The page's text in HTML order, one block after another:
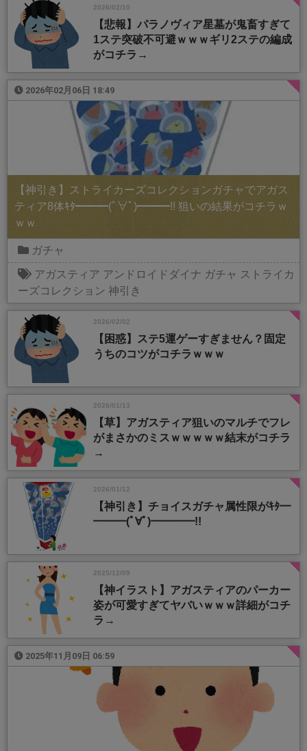
2026/02/10
【悲報】パラノヴィア星墓が鬼畜すぎて
1ステ突破不可避ｗｗｗギリ2ステの編成
がコチラ→
2026年02月06日 18:49
【神引き】ストライカーズコレクションガチャでアガス
ティア8体ｷﾀ━━━(ﾟ∀ﾟ)━━━!! 狙いの結果がコチラｗ
ｗｗ
ガチャ
アガスティア アンドロイドダイナ ガチャ ストライカ
ーズコレクション 神引き
2026/02/02
【困惑】ステ5運ゲーすぎません？固定
うちのコツがコチラｗｗｗ
2026/01/13
【草】アガスティア狙いのマルチでフレ
がまさかのミスｗｗｗｗｗ結末がコチラ
→
2026/01/12
【神引き】チョイスガチャ属性限がｷﾀ━
━━━(ﾟ∀ﾟ)━━━━!!
2025/12/09
【神イラスト】アガスティアのパーカー
姿が可愛すぎてヤバいｗｗｗ詳細がコチ
ラ→
2025年11月09日 06:59